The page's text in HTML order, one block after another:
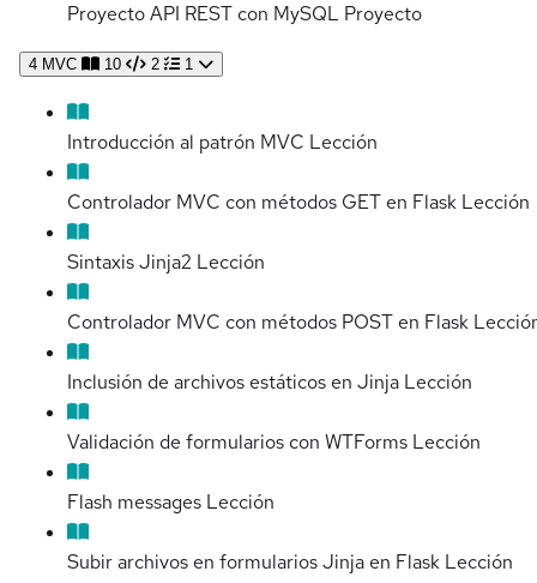
Proyecto API REST con MySQL Proyecto
4 MVC 10 2 1
Introducción al patrón MVC Lección
Controlador MVC con métodos GET en Flask Lección
Sintaxis Jinja2 Lección
Controlador MVC con métodos POST en Flask
Inclusión de archivos estáticos en Jinja Lección
Validación de formularios con WTForms Lección
Flash messages Lección
Subir archivos en formularios Jinja en Flask Lección